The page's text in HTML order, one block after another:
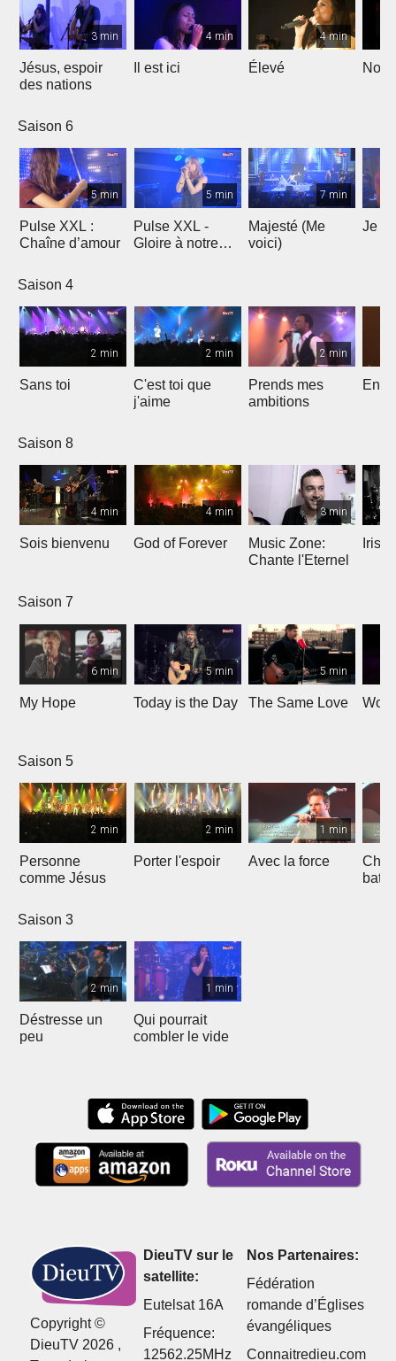
3 min
Jésus, espoir
des nations
4 min
Il est ici
4 min
Élevé
Saison 6
5 min
Pulse XXL :
Chaîne d’amour
5 min
Pulse XXL -
Gloire à notre
7 min
Majesté (Me
voici)
Je te
Saison 4
2 min
Sans toi
2 min
C'est toi que
j'aime
2 min
Prends mes
ambitions
Saison 8
4 min
Sois bienvenu
4 min
God of Forever
3 min
Music Zone:
Chante l'Eternel
Irish
Saison 7
6 min
My Hope
5 min
Today is the Day
5 min
The Same Love
Saison 5
2 min
Personne
comme Jésus
2 min
Porter l'espoir
1 min
Avec la force
Saison 3
2 min
Déstresse un
peu
1 min
Qui pourrait
combler le vide
Copyright ©
DieuTV 2026 ,
DieuTV sur le
satellite:
Eutelsat 16A
Fréquence:
12562.25MHz
Nos Partenaires:
Fédération
romande d’Églises
évangéliques
Connaitredieu.com